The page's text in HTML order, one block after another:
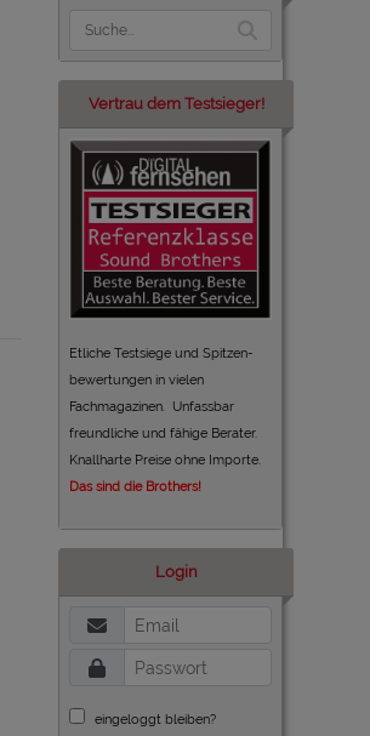
Vertrau dem Testsieger!
Etliche Testsiege und Spitzen-
bewertungen in vielen
Fachmagazinen. Unfassbar
freundliche und fähige Berater.
Knallharte Preise ohne Importe.
Das sind die Brothers!
Login
eingeloggt bleiben?